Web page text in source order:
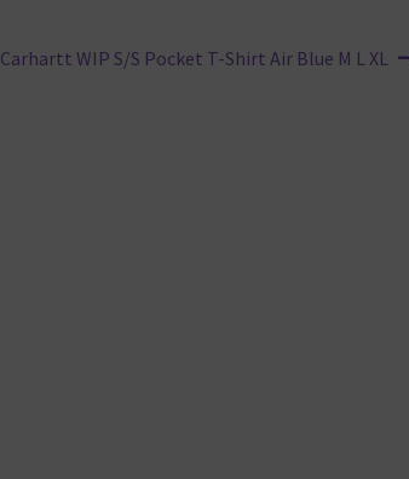
Nächster
Carhartt WIP S/S Pocket T-Shirt Air Blue M L XL